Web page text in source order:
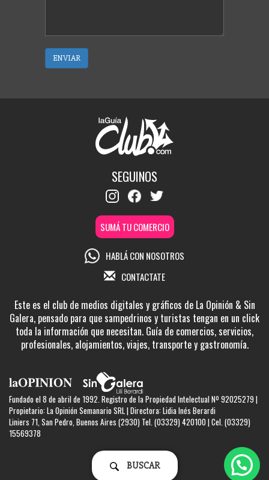
ENVIAR
SEGUINOS
SUMÁ TU COMERCIO
HABLÁ CON NOSOTROS
CONTACTATE
Este es el club de medios digitales y gráficos de La Opinión & Sin
Galera, pensado para que sampedrinos y turistas tengan en un click
toda la información que necesitan. Guía de comercios, servicios,
profesionales, alojamientos, viajes, transporte y gastronomía.
Fundado el 8 de abril de 1992. Registro de la Propiedad Intelectual Nº 92025279 |
Propietario: La Opinión Semanario SRL | Directora: Lidia Inés Berardi
Liniers 71, San Pedro, Buenos Aires (2930) Tel. (03329) 420100 | Cel. (03329)
15569378
BUSCAR